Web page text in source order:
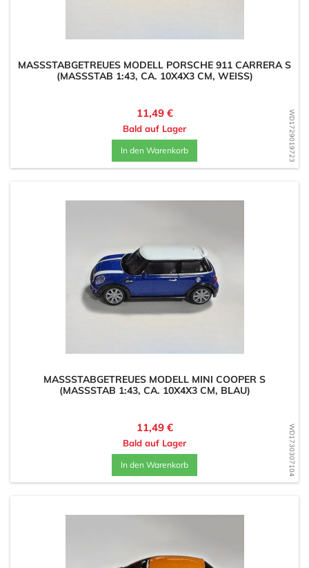
WD1729019723
MASSSTABGETREUES MODELL PORSCHE 911 CARRERA S (
MASSSTAB 1:43, CA. 10X4X3 CM, WEISS)
Preis
11,49 €
Bald auf Lager
In den Warenkorb
WD1730307104
MASSSTABGETREUES MODELL MINI COOPER S (
MASSSTAB 1:43, CA. 10X4X3 CM, BLAU)
Preis
11,49 €
Bald auf Lager
In den Warenkorb